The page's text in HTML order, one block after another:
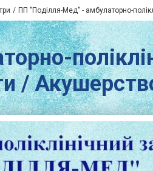
ПП "Поділля-Мед" - амбулаторно-
/